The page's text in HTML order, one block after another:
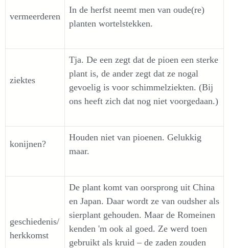
vermeerderen
In de herfst neemt men van oude(re)
planten wortelstekken.
ziektes
Tja. De een zegt dat de pioen een sterke
plant is, de ander zegt dat ze nogal
gevoelig is voor schimmelziekten. (Bij
ons heeft zich dat nog niet voorgedaan.)
konijnen?
Houden niet van pioenen. Gelukkig
maar.
geschiedenis/
herkkomst
De plant komt van oorsprong uit China
en Japan. Daar wordt ze van oudsher als
sierplant gehouden. Maar de Romeinen
kenden 'm ook al goed. Ze werd toen
gebruikt als kruid – de zaden zouden